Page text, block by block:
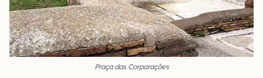
Praça das Corporações